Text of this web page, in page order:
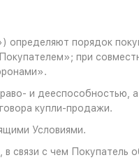
определяют порядок
при
и дееспособностью,
купли-продажи.
Условиями.
связи с чем Покупатель